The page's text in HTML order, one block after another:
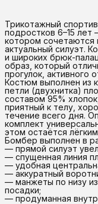
Трикотажный
подростков 6–15
котором сочетаются
актуальный силуэт.
и широких брюк-
образ, который
прогулок, активного
Костюм выполнен из
петли (двухнитка)
составом 95%
приятный к телу,
течение всего дня.
комплект
этом остаётся
Бомбер выполнен в
— прямой силуэт
— спущенная линия
— удобная
— аккуратный
— манжеты по низу
посадки;
— продуманная